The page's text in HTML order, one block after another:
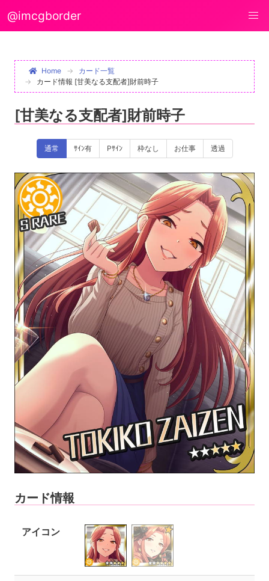
@imcgborder
Home
カード一覧
カード情報 [甘美なる支配者]財前時子
[甘美なる支配者]財前時子
通常 ｻｲﾝ有 Pｻｲﾝ 枠なし お仕事 透過
カード情報
アイコン